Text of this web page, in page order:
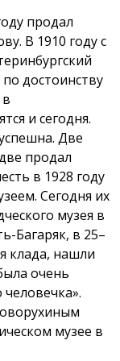
продал
В 1910 году с
достоинству
и сегодня.
Две
продал
в 1928 году
Сегодня их
музея в
Багаряк, в 25–
клада, нашли
очень
музее в